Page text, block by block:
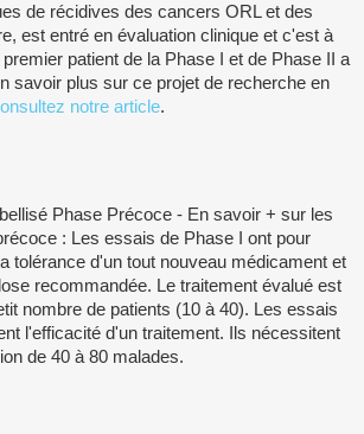
de récidives des cancers ORL et des
est entré en évaluation clinique et c'est à
patient de la Phase I et de Phase II a
savoir plus sur ce projet de recherche en
notre article.
Phase Précoce - En savoir + sur les
: Les essais de Phase I ont pour
tolérance d'un tout nouveau médicament et
recommandée. Le traitement évalué est
nombre de patients (10 à 40). Les essais
l'efficacité d'un traitement. Ils nécessitent
de 40 à 80 malades.